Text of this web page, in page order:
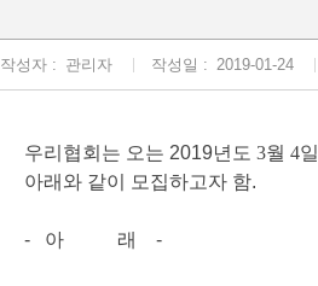
작성자 : 관리자 작성일 : 2019-01-24
우리협회는 오는 2019년도 3월 4일
아래와 같이 모집하고자 함.
- 아 래-